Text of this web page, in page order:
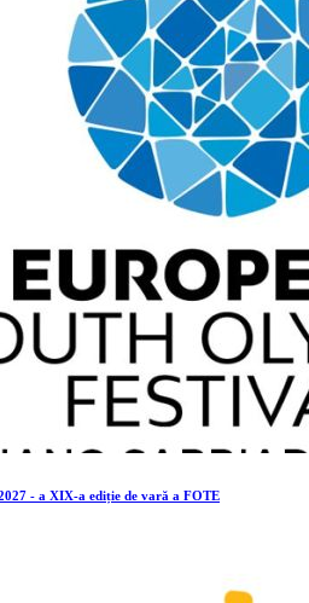
- a XIX-a ediție de vară a FOTE